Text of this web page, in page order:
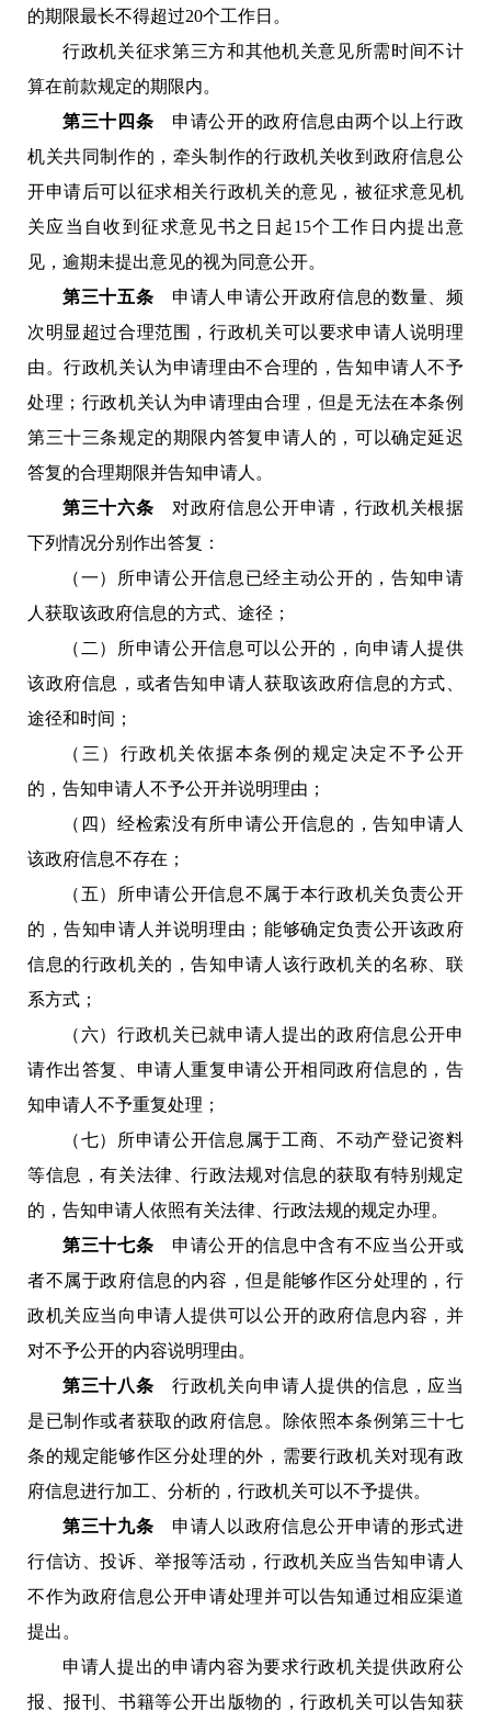
的期限最长不得超过20个工作日。
行政机关征求第三方和其他机关意见所需时间不计
算在前款规定的期限内。
第三十四条
申请公开的政府信息由两个以上行政
机关共同制作的，牵头制作的行政机关收到政府信息公
开申请后可以征求相关行政机关的意见，被征求意见机
关应当自收到征求意见书之日起15个工作日内提出意
见，逾期未提出意见的视为同意公开。
第三十五条
申请人申请公开政府信息的数量、频
次明显超过合理范围，行政机关可以要求申请人说明理
由。行政机关认为申请理由不合理的，告知申请人不予
处理；行政机关认为申请理由合理，但是无法在本条例
第三十三条规定的期限内答复申请人的，可以确定延迟
答复的合理期限并告知申请人。
第三十六条
对政府信息公开申请，行政机关根据
下列情况分别作出答复：
（一）所申请公开信息已经主动公开的，告知申请
人获取该政府信息的方式、途径；
（二）所申请公开信息可以公开的，向申请人提供
该政府信息，或者告知申请人获取该政府信息的方式、
途径和时间；
（三）行政机关依据本条例的规定决定不予公开
的，告知申请人不予公开并说明理由；
（四）经检索没有所申请公开信息的，告知申请人
该政府信息不存在；
（五）所申请公开信息不属于本行政机关负责公开
的，告知申请人并说明理由；能够确定负责公开该政府
信息的行政机关的，告知申请人该行政机关的名称、联
系方式；
（六）行政机关已就申请人提出的政府信息公开申
请作出答复、申请人重复申请公开相同政府信息的，告
知申请人不予重复处理；
（七）所申请公开信息属于工商、不动产登记资料
等信息，有关法律、行政法规对信息的获取有特别规定
的，告知申请人依照有关法律、行政法规的规定办理。
第三十七条 申请公开的信息中含有不应当公开或
者不属于政府信息的内容，但是能够作区分处理的，行
政机关应当向申请人提供可以公开的政府信息内容，并
对不予公开的内容说明理由。
第三十八条
行政机关向申请人提供的信息，应当
是已制作或者获取的政府信息。除依照本条例第三十七
条的规定能够作区分处理的外，需要行政机关对现有政
府信息进行加工、分析的，行政机关可以不予提供。
第三十九条
申请人以政府信息公开申请的形式进
行信访、投诉、举报等活动，行政机关应当告知申请人
不作为政府信息公开申请处理并可以告知通过相应渠道
提出。
申请人提出的申请内容为要求行政机关提供政府公
报、报刊、书籍等公开出版物的，行政机关可以告知获